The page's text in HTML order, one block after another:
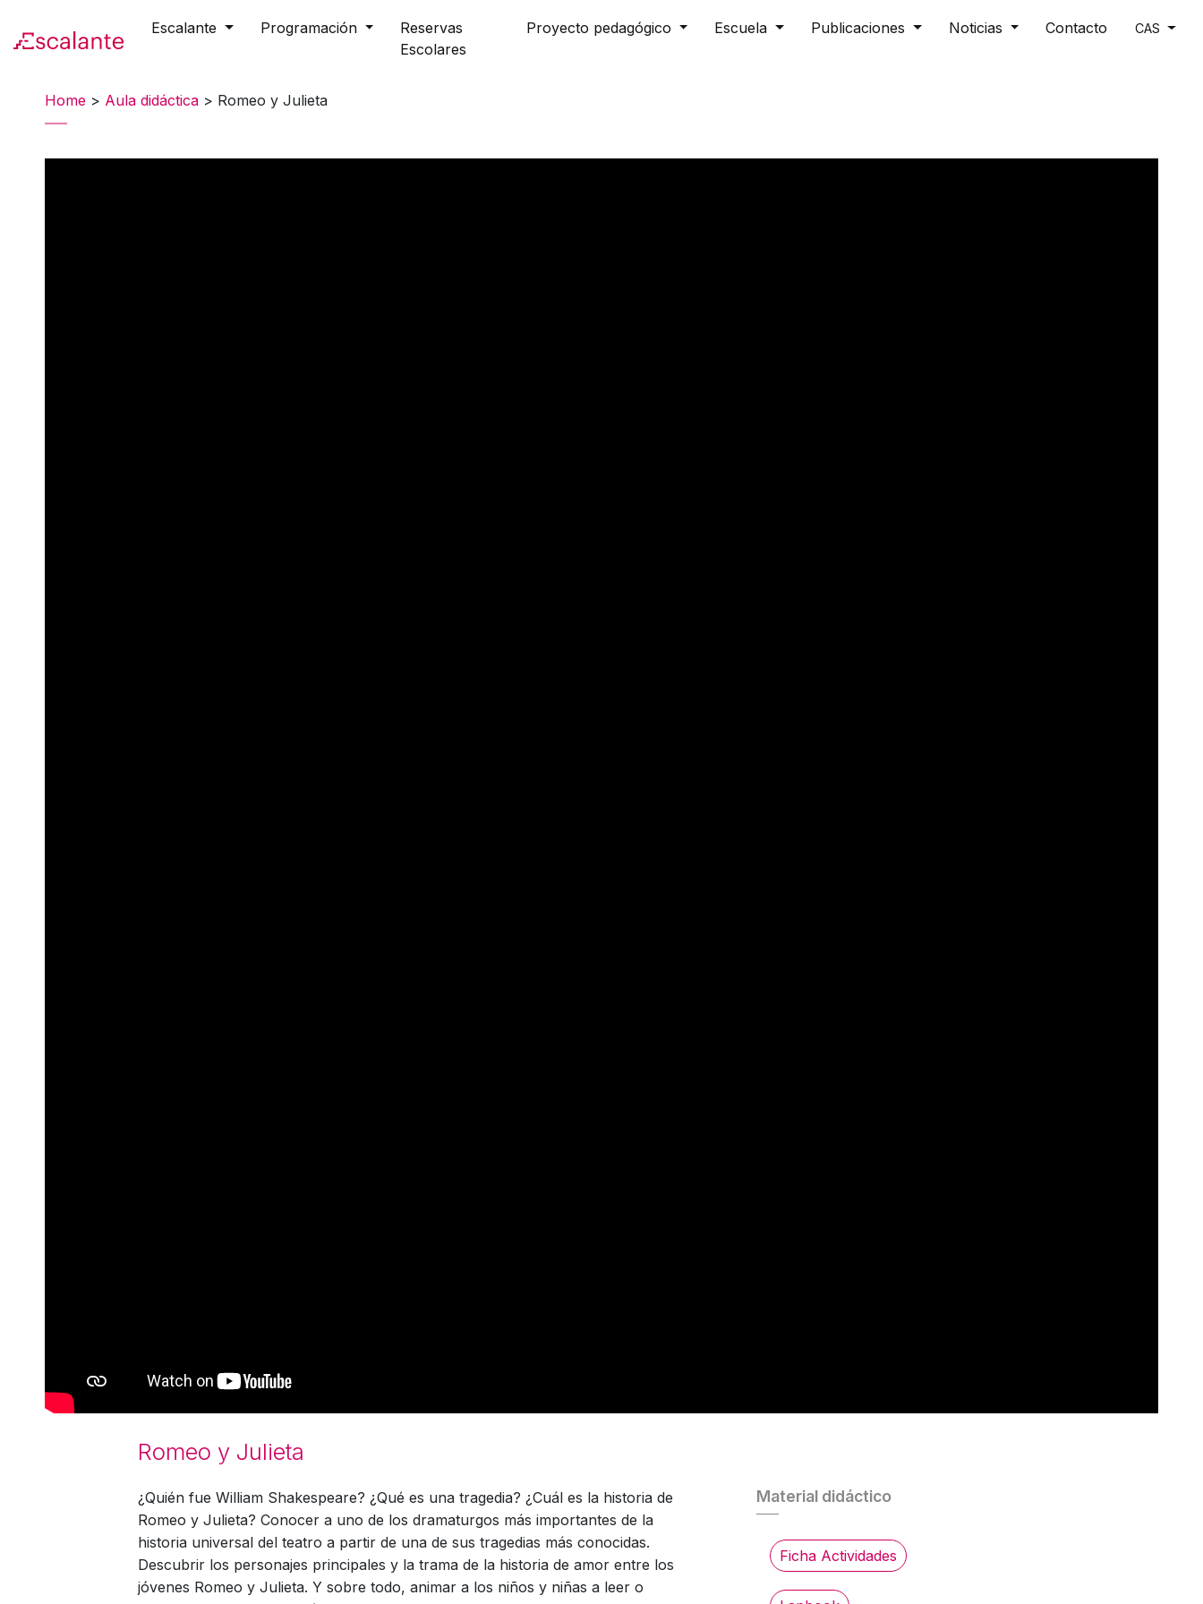
Skip to main content
Escalante Programación
Reservas
Escolares
Proyecto pedagógico Escuela Publicaciones Noticias Contacto CAS
Home > Aula didáctica > Romeo y Julieta
Romeo y Julieta
¿Quién fue William Shakespeare? ¿Qué es una tragedia? ¿Cuál es la historia de
Romeo y Julieta? Conocer a uno de los dramaturgos más importantes de la
historia universal del teatro a partir de una de sus tragedias más conocidas.
Descubrir los personajes principales y la trama de la historia de amor entre los
jóvenes Romeo y Julieta. Y sobre todo, animar a los niños y niñas a leer o
Material didáctico
Ficha Actividades